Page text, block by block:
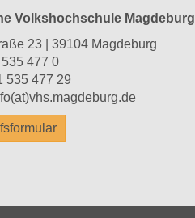
Volkshochschule Magdeburg
23 | 39104 Magdeburg
477 0
535 477 29